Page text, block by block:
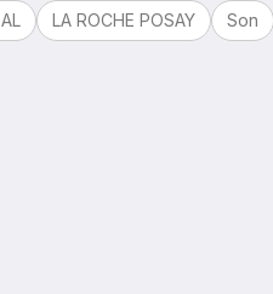
LA ROCHE POSAY
Son